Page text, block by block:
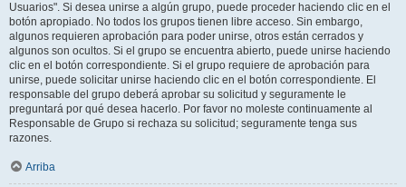
Usuarios". Si desea unirse a algún grupo, puede proceder haciendo clic en el
botón apropiado. No todos los grupos tienen libre acceso. Sin embargo,
algunos requieren aprobación para poder unirse, otros están cerrados y
algunos son ocultos. Si el grupo se encuentra abierto, puede unirse haciendo
clic en el botón correspondiente. Si el grupo requiere de aprobación para
unirse, puede solicitar unirse haciendo clic en el botón correspondiente. El
responsable del grupo deberá aprobar su solicitud y seguramente le
preguntará por qué desea hacerlo. Por favor no moleste continuamente al
Responsable de Grupo si rechaza su solicitud; seguramente tenga sus
razones.
Arriba